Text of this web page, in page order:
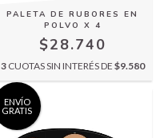
PALETA DE RUBORES EN
POLVO X 4
$28.740
3 CUOTAS SIN INTERÉS DE $9.580
ENVÍO
GRATIS